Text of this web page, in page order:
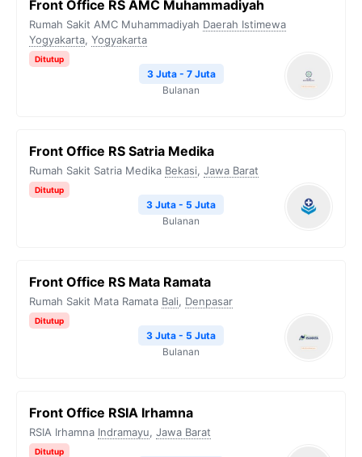
Front Office RS AMC Muhammadiyah
Rumah Sakit AMC Muhammadiyah Daerah Istimewa
Yogyakarta, Yogyakarta
Ditutup
3 Juta - 7 Juta
Bulanan
Front Office RS Satria Medika
Rumah Sakit Satria Medika Bekasi, Jawa Barat
Ditutup
3 Juta - 5 Juta
Bulanan
Front Office RS Mata Ramata
Rumah Sakit Mata Ramata Bali, Denpasar
Ditutup
3 Juta - 5 Juta
Bulanan
Front Office RSIA Irhamna
RSIA Irhamna Indramayu, Jawa Barat
Ditutup